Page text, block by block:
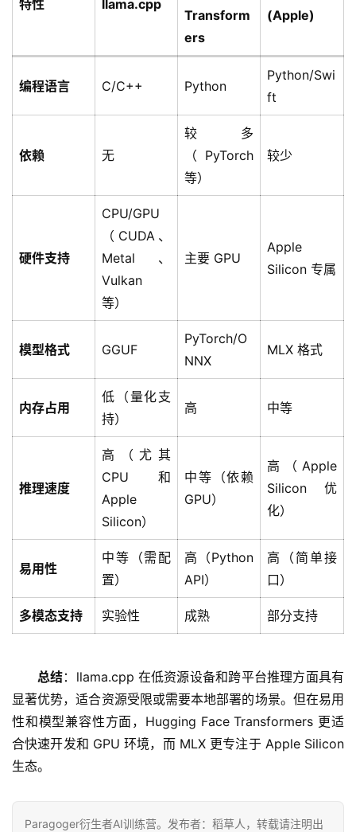
特性 llama.cpp
Transform
ers
(Apple)
编程语言 C/C++ Python
Python/Swi
ft
依赖 无
较多
（PyTorch
等）
较少
硬件支持
CPU/GPU
（CUDA、
Metal、
Vulkan
等）
主要 GPU
Apple
Silicon 专属
模型格式 GGUF
PyTorch/O
NNX
MLX 格式
内存占用
低（量化支
持）
高 中等
推理速度
高（尤其
CPU 和
Apple
Silicon）
中等（依赖
GPU）
高（Apple
Silicon 优
化）
易用性
中等（需配
置）
高（Python
API）
高（简单接
口）
多模态支持 实验性 成熟 部分支持
总结：llama.cpp 在低资源设备和跨平台推理方面具有
显著优势，适合资源受限或需要本地部署的场景。但在易用
性和模型兼容性方面，Hugging Face Transformers 更适
合快速开发和 GPU 环境，而 MLX 更专注于 Apple Silicon
生态。
Paragoger衍生者AI训练营。发布者：稻草人，转载请注明出